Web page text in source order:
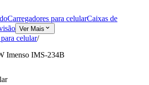
Carregadores para celularCaixas de
Ver Mais
celular/
Imenso IMS-234B